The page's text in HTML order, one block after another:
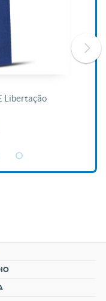
Libertação